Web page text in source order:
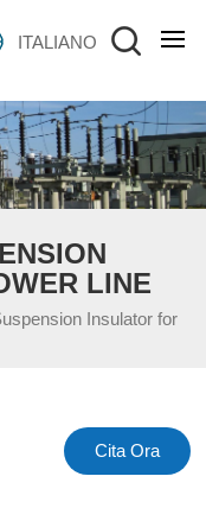
ITALIANO
LINE
Insulator for
Cita Ora